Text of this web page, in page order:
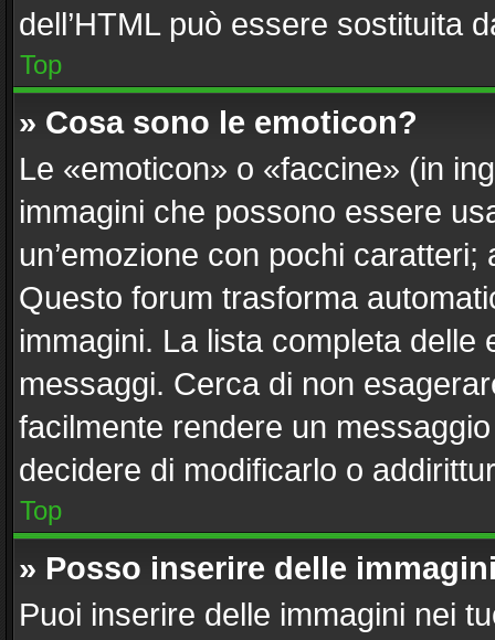
dell’HTML può essere sostituita
Top
» Cosa sono le emoticon?
Le «emoticon» o «faccine» (in
immagini che possono essere
un’emozione con pochi
Questo forum trasforma
immagini. La lista completa delle
messaggi. Cerca di non
facilmente rendere un
decidere di modificarlo o
Top
» Posso inserire delle
Puoi inserire delle immagini nei